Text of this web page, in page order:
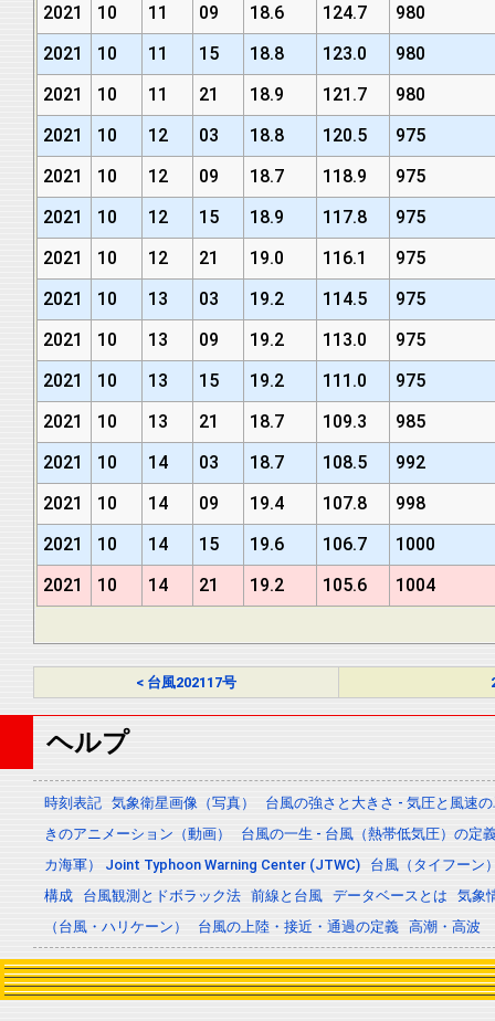
2021
10 11 09 18.6 124.7
980
2021
10 11 15 18.8 123.0
980
2021
10 11 21 18.9 121.7
980
2021
10 12 03 18.8 120.5
975
2021
10 12 09 18.7 118.9
975
2021
10 12 15 18.9 117.8
975
2021
10 12 21 19.0 116.1
975
2021
10 13 03 19.2 114.5
975
2021
10 13 09 19.2 113.0
975
2021
10 13 15 19.2 111.0
975
2021
10 13 21 18.7 109.3
985
2021
10 14 03 18.7 108.5
992
2021
10 14 09 19.4 107.8
998
2021
10 14 15 19.6 106.7
1000
2021
10 14 21 19.2 105.6 1004
< 台風202117号
ヘルプ
時刻表記 気象衛星画像（写真）
台風の強さと大きさ - 気圧と風速
きのアニメーション（動画）
台風の一生 - 台風（熱帯低気圧）の定
カ海軍） Joint Typhoon Warning Center (JTWC)
台風（タイフーン
構成
台風観測とドボラック法 前線と台風 データベースとは
気象
（台風・ハリケーン）
台風の上陸・接近・通過の定義 高潮・高波